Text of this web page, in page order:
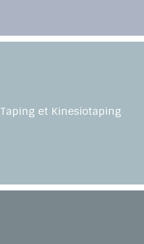
Taping et Kinesiotaping